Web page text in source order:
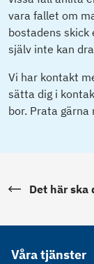
vara fallet om
bostadens skick
själv inte kan
Vi har kontakt
sätta dig i
bor. Prata
Det här
Våra tjänster